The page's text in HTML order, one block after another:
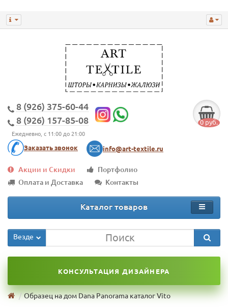
8 (926) 375-60-44
8 (926) 157-85-08
Ежедневно, с 11:00 до 21:00
Заказать звонок info@art-textile.ru
0 руб.
Акции и Скидки
Портфолио
Оплата и Доставка
Контакты
Каталог товаров
Везде
КОНСУЛЬТАЦИЯ ДИЗАЙНЕРА
Образец на дом Dana Panorama каталог Vito